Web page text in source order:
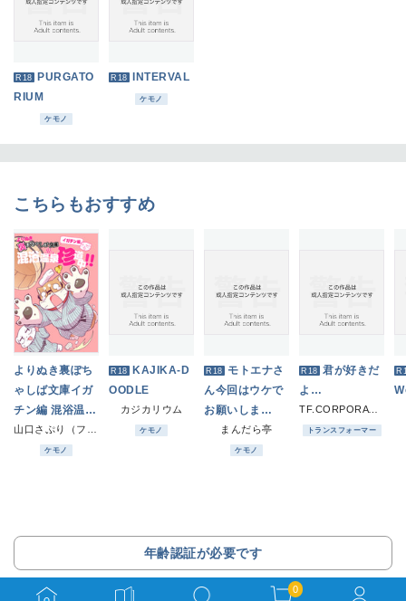
R18 PURGATO
RIUM
ケモノ
R18 INTERVAL
ケモノ
こちらもおすすめ
よりぬき裏ぽち
ゃしば文庫イガ
チン編 混浴温泉
珍道中!!
ケモノ
R18 KAJIKA-D
OODLE
カジカリウム
ケモノ
R18 モトエナさ
ん今回はウケで
お願いしま
す！！
まんだら亭
ケモノ
R18 君が好きだ
よ…
TF.CORPORATION
トランスフォーマー
年齢認証が必要です
0